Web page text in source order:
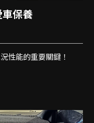
車保養
性能的重要關鍵！